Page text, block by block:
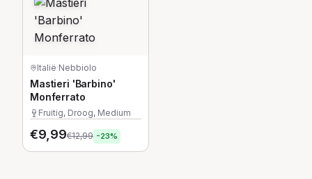
Italië·Nebbiolo
Mastieri 'Barbino'
Monferrato
Fruitig, Droog, Medium
€9,99€12,99 -23%